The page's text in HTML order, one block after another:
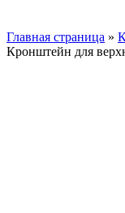
Главная страница »
Кронштейн для